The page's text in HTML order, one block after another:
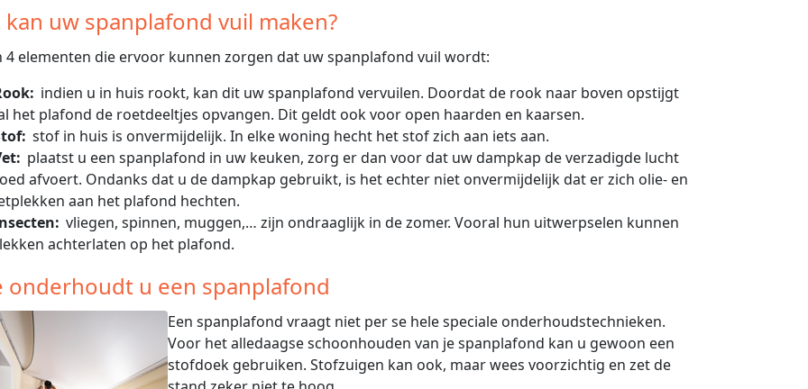
kan uw spanplafond vuil maken?
4 elementen die ervoor kunnen zorgen dat uw spanplafond vuil wordt:
indien u in huis rookt, kan dit uw spanplafond vervuilen. Doordat de rook naar boven opstijgt
het plafond de roetdeeltjes opvangen. Dit geldt ook voor open haarden en kaarsen.
stof in huis is onvermijdelijk. In elke woning hecht het stof zich aan iets aan.
plaatst u een spanplafond in uw keuken, zorg er dan voor dat uw dampkap de verzadigde lucht
afvoert. Ondanks dat u de dampkap gebruikt, is het echter niet onvermijdelijk dat er zich olie- en
aan het plafond hechten.
vliegen, spinnen, muggen,… zijn ondraaglijk in de zomer. Vooral hun uitwerpselen kunnen
achterlaten op het plafond.
onderhoudt u een spanplafond
Een spanplafond vraagt niet per se hele speciale onderhoudstechnieken.
Voor het alledaagse schoonhouden van je spanplafond kan u gewoon een
stofdoek gebruiken. Stofzuigen kan ook, maar wees voorzichtig en zet de